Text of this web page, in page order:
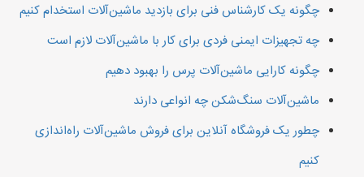
چگونه یک کارشناس فنی برای بازدید ماشین‌آلات استخدام کنیم
چه تجهیزات ایمنی فردی برای کار با ماشین‌آلات لازم است
چگونه کارایی ماشین‌آلات پرس را بهبود دهیم
ماشین‌آلات سنگ‌شکن چه انواعی دارند
چطور یک فروشگاه آنلاین برای فروش ماشین‌آلات راه‌اندازی
کنیم